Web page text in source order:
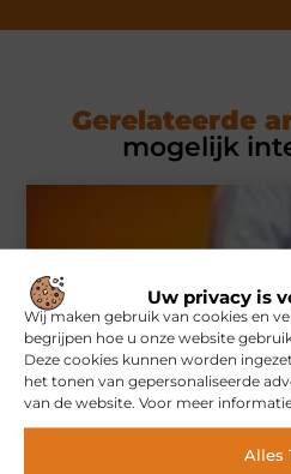
Uw privacy is
Wij maken gebruik van cookies en
begrijpen hoe u onze website
Deze cookies kunnen worden
het tonen van gepersonaliseerde
van de website. Voor meer
Alles
Gerelateerde
mogelijk